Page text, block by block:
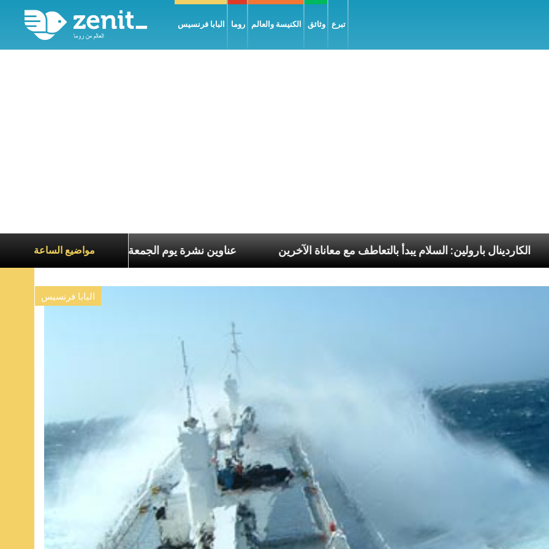
البابا فرنسيس روما الكنيسة والعالم وثائق تبرع
مواضيع الساعةعناوين نشرة يوم الجمعة 7 آب 2026: السلام يُبنى بصبر يومًا بعد يوم الكاردينال بارولين: السلام يبدأ بالتعاطف مع معاناة الآخرين
البابا فرنسيس